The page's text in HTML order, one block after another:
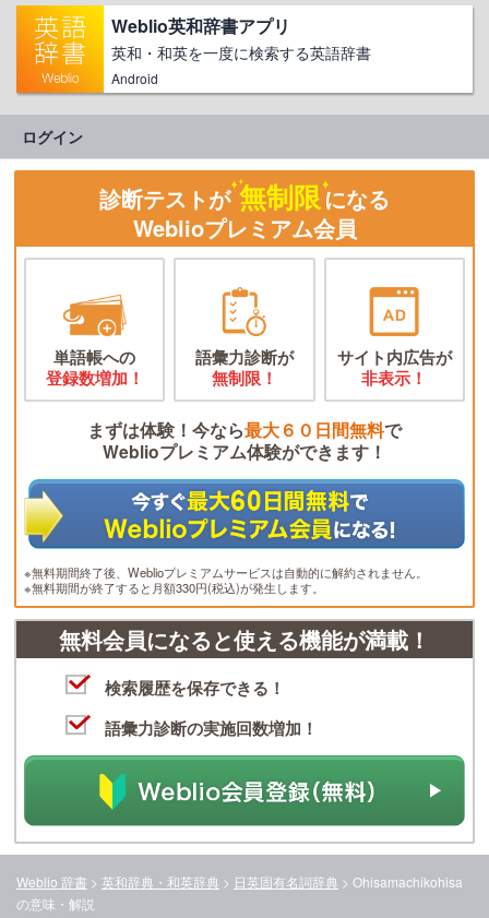
Weblio英和辞書アプリ
英和・和英を一度に検索する英語辞書
Android
ログイン
診断テストが 無制限になる
Weblioプレミアム会員
単語帳への
登録数増加！
語彙力診断が
無制限！
サイト内広告が
非表示！
まずは体験！今なら最大６０日間無料で
Weblioプレミアム体験ができます！
※無料期間終了後、Weblioプレミアムサービスは自動的に解約されません。
※無料期間が終了すると月額330円(税込)が発生します。
無料会員になると使える機能が満載！
検索履歴を保存できる！
語彙力診断の実施回数増加！
Weblio 辞書 > 英和辞典・和英辞典 > 日英固有名詞辞典 > Ohisamachikohisa
の意味・解説